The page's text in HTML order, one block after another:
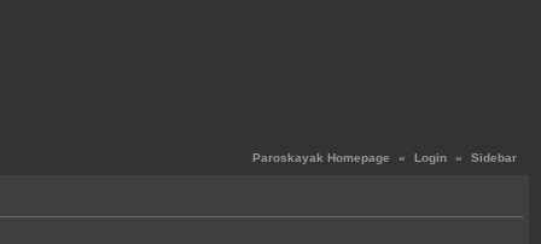
Paroskayak Homepage « Login « Sidebar